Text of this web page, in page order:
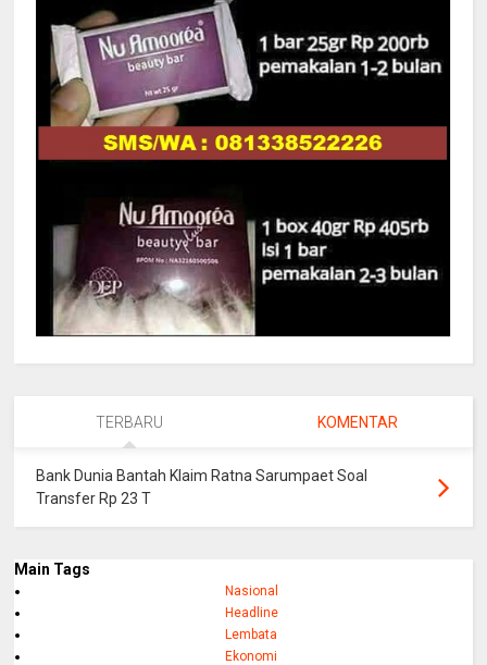
TERBARU KOMENTAR
Bank Dunia Bantah Klaim Ratna Sarumpaet Soal
Transfer Rp 23 T
Main Tags
Nasional
Headline
Lembata
Ekonomi